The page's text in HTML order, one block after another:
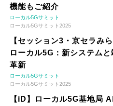
機能もご紹介
ローカル5Gサミット
ローカル5Gサミット2025
【セッション3・京セラみ
ローカル5G：新システム
革新
ローカル5Gサミット
ローカル5Gサミット2025
【iD】ローカル5G基地局